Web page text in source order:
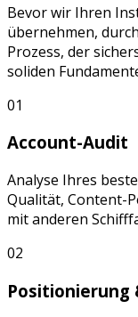
Bevor wir Ihren
übernehmen,
Prozess, der
soliden
01
Account-Audit
Analyse Ihres
Qualität, Content-
mit anderen
02
Positionierung